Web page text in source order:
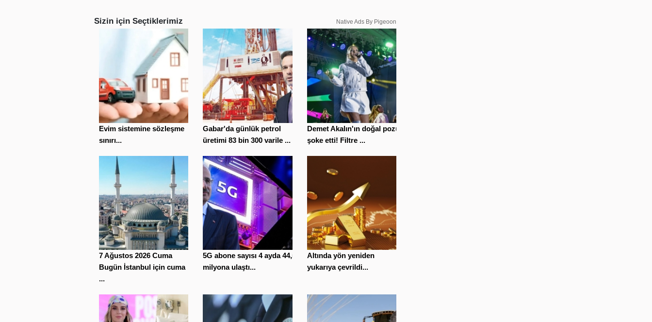
Sizin için Seçtiklerimiz Native Ads By Pigeoon
Evim sistemine sözleşme
sınırı...
Gabar'da günlük petrol
üretimi 83 bin 300 varile ...
Demet Akalın'ın doğal pozu
şoke etti! Filtre ...
7 Ağustos 2026 Cuma
Bugün İstanbul için cuma
...
5G abone sayısı 4 ayda 44,5
milyona ulaştı...
Altında yön yeniden
yukarıya çevrildi...